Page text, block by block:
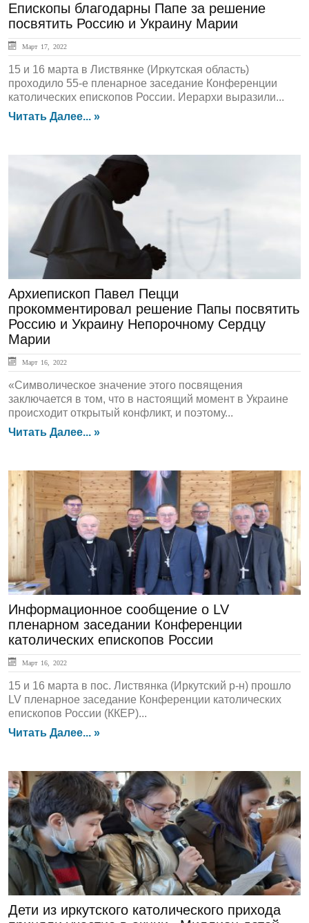
Епископы благодарны Папе за решение
посвятить Россию и Украину Марии
Март 17, 2022
15 и 16 марта в Листвянке (Иркутская область)
проходило 55-е пленарное заседание Конференции
католических епископов России. Иерархи выразили...
Читать Далее... »
ЛЕНТА НОВОСТЕЙ
Архиепископ Павел Пецци
прокомментировал решение Папы посвятить
Россию и Украину Непорочному Сердцу
Марии
Март 16, 2022
«Символическое значение этого посвящения
заключается в том, что в настоящий момент в Украине
происходит открытый конфликт, и поэтому...
Читать Далее... »
ГЛАВНАЯ
Информационное сообщение о LV
пленарном заседании Конференции
католических епископов России
Март 16, 2022
15 и 16 марта в пос. Листвянка (Иркутский р-н) прошло
LV пленарное заседание Конференции католических
епископов России (ККЕР)...
Читать Далее... »
ЛЕНТА НОВОСТЕЙ
Дети из иркутского католического прихода